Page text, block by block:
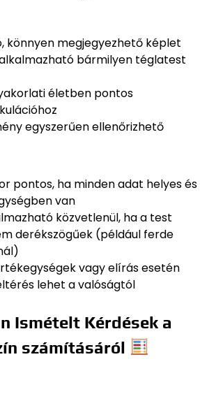
könnyen megjegyezhető képlet
bármilyen téglatest
életben pontos
egyszerűen ellenőrizhető
pontos, ha minden adat helyes és
van
közvetlenül, ha a test
derékszögűek (például ferde
vagy elírás esetén
lehet a valóságtól
Ismételt Kérdések a
számításáról